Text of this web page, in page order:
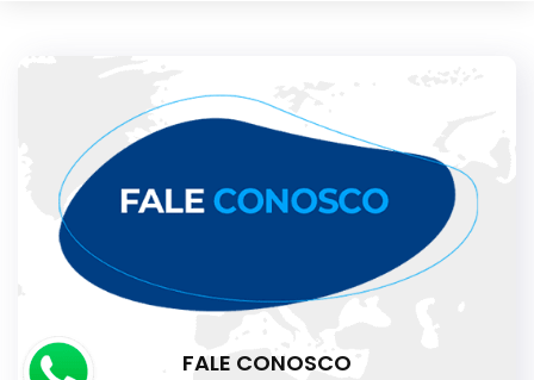
FALE CONOSCO